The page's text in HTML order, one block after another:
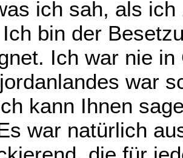
ich sah, als
bin der
Ich war nie
war
kann Ihnen
war natürlich